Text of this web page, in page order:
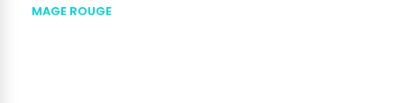
MAGE ROUGE